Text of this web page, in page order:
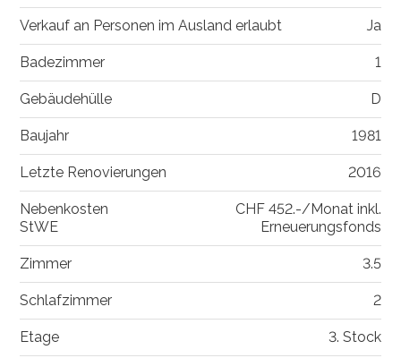
Verkauf an Personen im Ausland erlaubt Ja
Badezimmer 1
Gebäudehülle D
Baujahr 1981
Letzte Renovierungen 2016
Nebenkosten
StWE
CHF 452.-/Monat inkl.
Erneuerungsfonds
Zimmer 3.5
Schlafzimmer 2
Etage 3. Stock